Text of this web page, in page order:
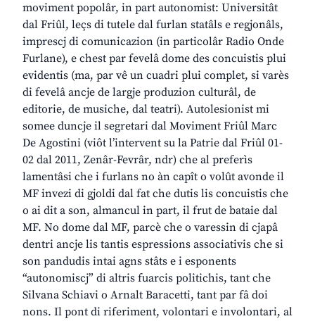
moviment popolâr, in part autonomist: Universitât
dal Friûl, leçs di tutele dal furlan statâls e regjonâls,
imprescj di comunicazion (in particolâr Radio Onde
Furlane), e chest par fevelâ dome des concuistis plui
evidentis (ma, par vê un cuadri plui complet, si varès
di fevelâ ancje de largje produzion culturâl, de
editorie, de musiche, dal teatri). Autolesionist mi
somee duncje il segretari dal Moviment Friûl Marc
De Agostini (viôt l’intervent su la Patrie dal Friûl 01-
02 dal 2011, Zenâr-Fevrâr, ndr) che al preferìs
lamentâsi che i furlans no àn capît o volût avonde il
MF invezi di gjoldi dal fat che dutis lis concuistis che
o ai dit a son, almancul in part, il frut de bataie dal
MF. No dome dal MF, parcè che o varessin di cjapâ
dentri ancje lis tantis espressions associativis che si
son pandudis intai agns stâts e i esponents
“autonomiscj” di altris fuarcis politichis, tant che
Silvana Schiavi o Arnalt Baracetti, tant par fâ doi
nons. Il pont di riferiment, volontari e involontari, al